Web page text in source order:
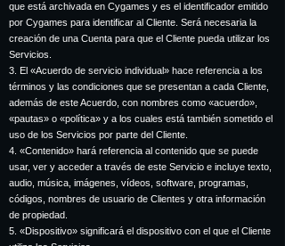
que está archivada en Cygames y es el identificador emitido
por Cygames para identificar al Cliente. Será necesaria la
creación de una Cuenta para que el Cliente pueda utilizar los
Servicios.
3. El «Acuerdo de servicio individual» hace referencia a los
términos y las condiciones que se presentan a cada Cliente,
además de este Acuerdo, con nombres como «acuerdo»,
«pautas» o «política» y a los cuales está también sometido el
uso de los Servicios por parte del Cliente.
4. «Contenido» hará referencia al contenido que se puede
usar, ver y acceder a través de este Servicio e incluye texto,
audio, música, imágenes, vídeos, software, programas,
códigos, nombres de usuario de Clientes y otra información
de propiedad.
5. «Dispositivo» significará el dispositivo con el que el Cliente